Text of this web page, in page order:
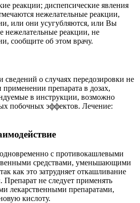
реакции; диспепсические явления
нежелательные реакции,
или они усугубляются, или Вы
нежелательные реакции, не
сообщите об этом врачу.
сведений о случаях передозировки не
применении препарата в дозах,
в инструкции, возможно
побочных эффектов. Лечение:
с противокашлевыми
средствами, уменьшающими
как это затрудняет откашливание
не следует применять
лекарственными препаратами,
кислоту.